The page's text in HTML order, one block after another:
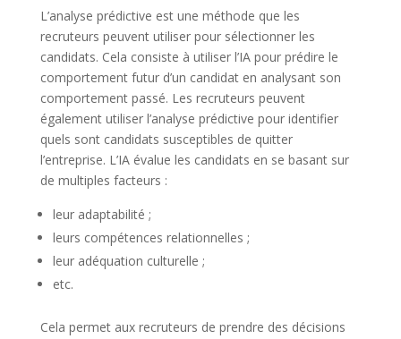
L’analyse prédictive est une méthode que les
recruteurs peuvent utiliser pour sélectionner les
candidats. Cela consiste à utiliser l’IA pour prédire le
comportement futur d’un candidat en analysant son
comportement passé. Les recruteurs peuvent
également utiliser l’analyse prédictive pour identifier
quels sont candidats susceptibles de quitter
l’entreprise. L’IA évalue les candidats en se basant sur
de multiples facteurs :
leur adaptabilité ;
leurs compétences relationnelles ;
leur adéquation culturelle ;
etc.
Cela permet aux recruteurs de prendre des décisions